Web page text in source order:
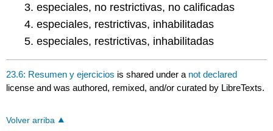
especiales, no restrictivas, no calificadas
especiales, restrictivas, inhabilitadas
especiales, restrictivas, inhabilitadas
23.6: Resumen y ejercicios is shared under a not declared
license and was authored, remixed, and/or curated by LibreTexts.
Volver arriba